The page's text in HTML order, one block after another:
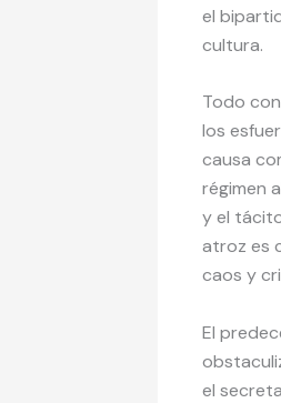
el
cultura.
Todo
los
causa
régimen
y el
atroz es
caos y
El
el